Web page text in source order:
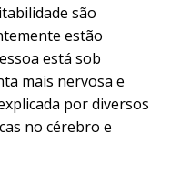
são
estão
está sob
mais nervosa e
por diversos
no cérebro e